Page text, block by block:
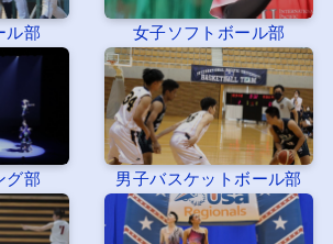
ル部 女子ソフトボール部
グ部 男子バスケットボール部